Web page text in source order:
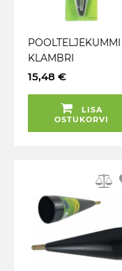
POOLTELJEKUMMI
KLAMBRI
PAIGALDUSTANGID
15,48 €
LISA
OSTUKORVI